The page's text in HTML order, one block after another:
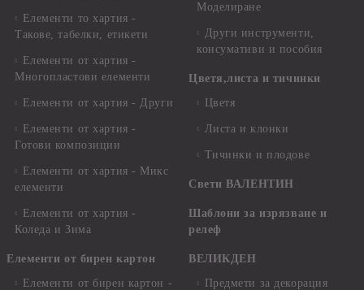
Елементи то хартия -
Такове, табелки, етикети
Елементи от хартия -
Многопластови елементи
Елементи от хартия - Други
Елементи от хартия -
Готови композиции
Елементи от хартия - Микс
елементи
Елементи от хартия -
Коледа и Зима
Елементи от бирен картон
Елементи от бирен картон -
Моделиране
Други инструменти,
консумативи и пособия
Цветя,листа и тичинки
Цветя
Листа и клонки
Тичинки и плодове
Свети ВАЛЕНТИН
Шаблони за изрязване и
релеф
ВЕЛИКДЕН
Предмети за декорация